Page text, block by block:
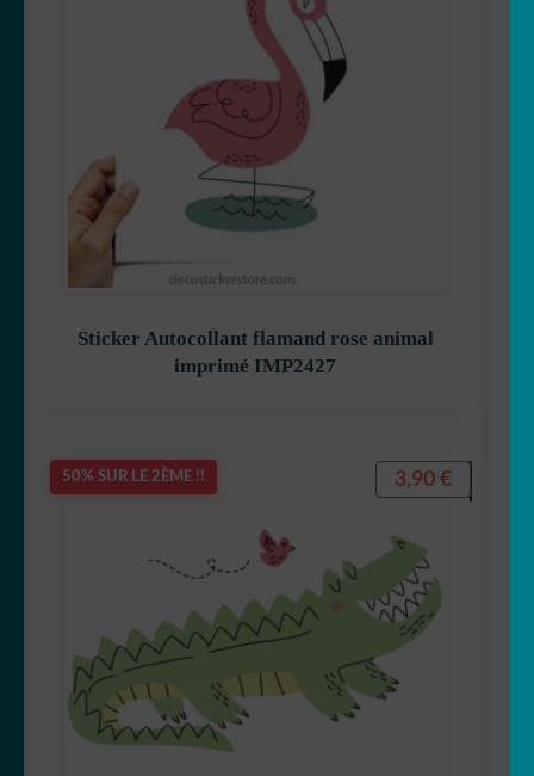
Sticker Autocollant flamand rose animal
imprimé IMP2427
50% SUR LE 2ÈME !! 3,90 €